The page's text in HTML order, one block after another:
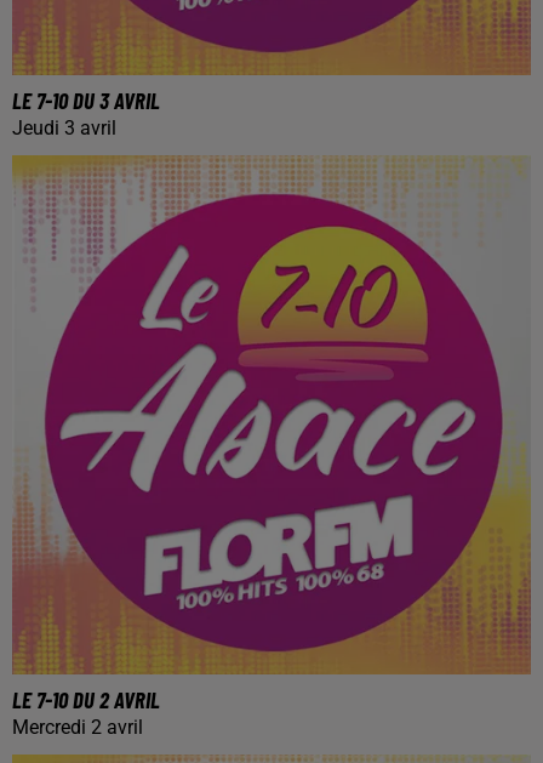
LE 7-10 DU 3 AVRIL
Jeudi 3 avril
LE 7-10 DU 2 AVRIL
Mercredi 2 avril